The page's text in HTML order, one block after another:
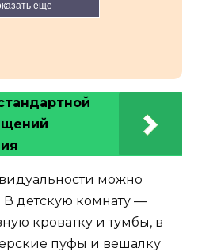
еще
можно
детскую комнату —
кроватку и тумбы, в
пуфы и вешалку